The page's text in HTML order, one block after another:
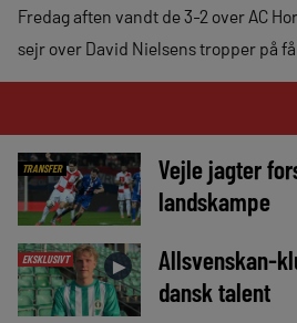
Fredag aften vandt de 3-2 over AC
sejr over David Nielsens tropper på
TRANSFER
Vejle jagter
landskampe
EKSKLUSIVT ►
Allsvenskan-
dansk talent